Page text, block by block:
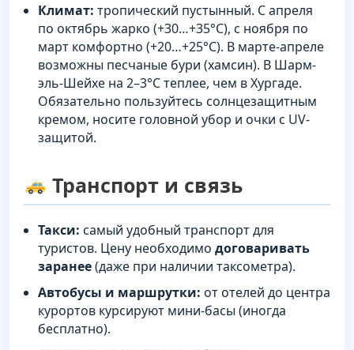
Климат: тропический пустынный. С апреля
по октябрь жарко (+30…+35°C), с ноября по
март комфортно (+20…+25°C). В марте-апреле
возможны песчаные бури (хамсин). В Шарм-
эль-Шейхе на 2–3°C теплее, чем в Хургаде.
Обязательно пользуйтесь солнцезащитным
кремом, носите головной убор и очки с UV-
защитой.
Транспорт и связь
Такси: самый удобный транспорт для
туристов. Цену необходимо договаривать
заранее(даже при наличии таксометра).
Автобусы и маршрутки: от отелей до центра
курортов курсируют мини-басы (иногда
бесплатно).